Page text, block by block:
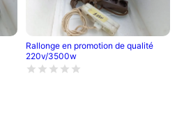
Rallonge en promotion de qualité
220v/3500w